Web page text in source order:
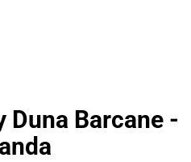
Duna Barcane -